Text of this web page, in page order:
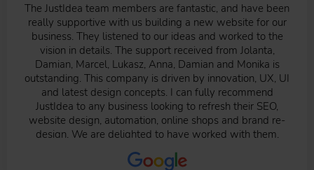
The JustIdea team members are fantastic, and have been
really supportive with us building a new website for our
business. They listened to our ideas and worked to the
vision in details. The support received from Jolanta,
Damian, Marcel, Lukasz, Anna, Damian and Monika is
outstanding. This company is driven by innovation, UX, UI
and latest design concepts. I can fully recommend
JustIdea to any business looking to refresh their SEO,
website design, automation, online shops and brand re-
design. We are delighted to have worked with them.
Klimkowski, Head of Sales – Digiweb Ltd